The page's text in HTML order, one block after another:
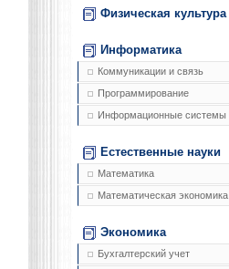
Физическая культура
Информатика
Коммуникации и связь
Программирование
Информационные системы
Естественные науки
Математика
Математическая экономика
Экономика
Бухгалтерский учет